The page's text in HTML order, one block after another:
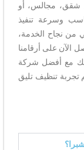
شقق، مجالس، أو
وسرعة تنفيذ
من نجاح الخدمة،
الآن على أرقامنا
مع أفضل شركة
تجربة تنظيف تليق